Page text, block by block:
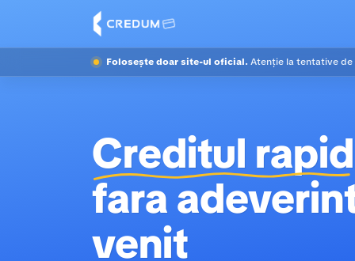
Folosește doar site-ul oficial. Atenție la tentative
Creditul rapid
fara
venit